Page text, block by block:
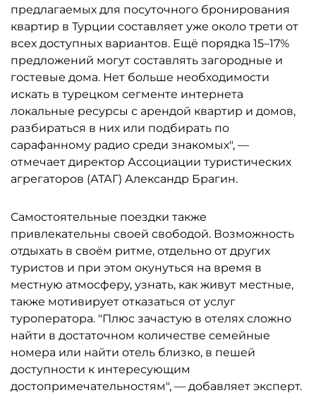
предлагаемых для посуточного бронирования
квартир в Турции составляет уже около трети от
всех доступных вариантов. Ещё порядка 15–17%
предложений могут составлять загородные и
гостевые дома. Нет больше необходимости
искать в турецком сегменте интернета
локальные ресурсы с арендой квартир и домов,
разбираться в них или подбирать по
сарафанному радио среди знакомых", —
отмечает директор Ассоциации туристических
агрегаторов (АТАГ) Александр Брагин.
Самостоятельные поездки также
привлекательны своей свободой. Возможность
отдыхать в своём ритме, отдельно от других
туристов и при этом окунуться на время в
местную атмосферу, узнать, как живут местные,
также мотивирует отказаться от услуг
туроператора. "Плюс зачастую в отелях сложно
найти в достаточном количестве семейные
номера или найти отель близко, в пешей
доступности к интересующим
достопримечательностям", — добавляет эксперт.